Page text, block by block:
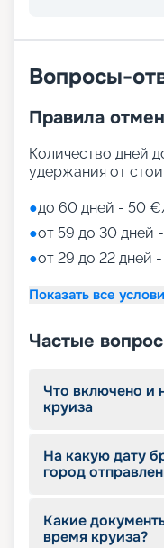
Вопросы-
Правила
Количество дней
удержания от
●до 60 дней - 50
●от 59 до 30 дней -
●от 29 до 22 дней -
Показать все
Частые
Что включено и
круиза
На какую дату
город
Какие
время круиза?